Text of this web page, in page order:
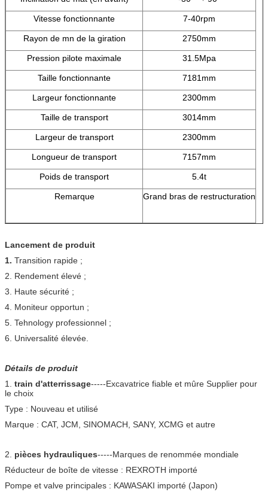
Vitesse fonctionnante 7-40rpm
Rayon de mn de la giration 2750mm
Pression pilote maximale 31.5Mpa
Taille fonctionnante 7181mm
Largeur fonctionnante 2300mm
Taille de transport 3014mm
Largeur de transport 2300mm
Longueur de transport 7157mm
Poids de transport 5.4t
Remarque Grand bras de restructuration
Lancement de produit
1. Transition rapide ;
2. Rendement élevé ;
3. Haute sécurité ;
4. Moniteur opportun ;
5. Tehnology professionnel ;
6. Universalité élevée.
Détails de produit
1. train d'atterrissage-----Excavatrice fiable et mûre Supplier pour
le choix
Type : Nouveau et utilisé
Marque : CAT, JCM, SINOMACH, SANY, XCMG et autre
2. pièces hydrauliques-----Marques de renommée mondiale
Réducteur de boîte de vitesse : REXROTH importé
Pompe et valve principales : KAWASAKI importé (Japon)